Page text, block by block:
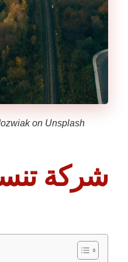
on Unsplash
شركة